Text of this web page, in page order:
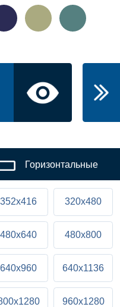
Горизонтальные
352x416 320x480
480x640 480x800
640x960 640x1136
960x1280